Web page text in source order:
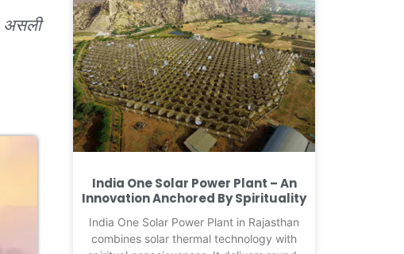
असली
India One Solar Power Plant – An
Innovation Anchored By Spirituality
India One Solar Power Plant in Rajasthan
combines solar thermal technology with